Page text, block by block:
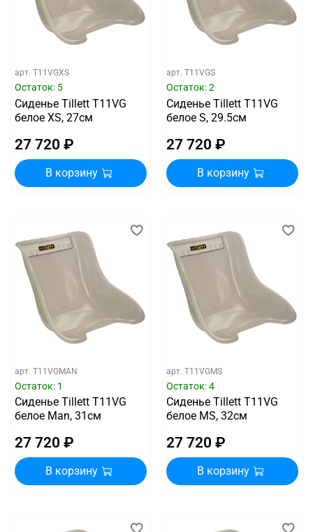
арт. T11VGXS
Остаток: 5
Сиденье Tillett T11VG
белое XS, 27см
27 720 ₽
В корзину
арт. T11VGS
Остаток: 2
Сиденье Tillett T11VG
белое S, 29.5см
27 720 ₽
В корзину
арт. T11VGMAN
Остаток: 1
Сиденье Tillett T11VG
белое Man, 31см
27 720 ₽
В корзину
арт. T11VGMS
Остаток: 4
Сиденье Tillett T11VG
белое MS, 32см
27 720 ₽
В корзину